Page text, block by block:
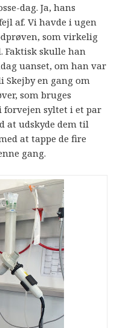
dag. Ja, hans
af. Vi havde i ugen
som virkelig
Faktisk skulle han
uanset, om han var
en gang om
som bruges
forvejen syltet i et par
at udskyde dem til
at tappe de fire
gang.